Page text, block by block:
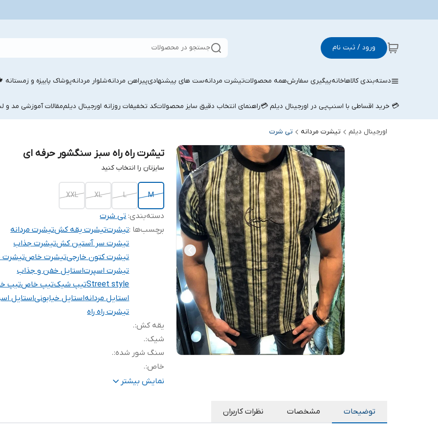
ورود / ثبت نام جستجو در محصولات
دسته‌بندی کالاهاخانهپیگیری سفارشهمه محصولاتتیشرت مردانهست های پیشنهادیپیراهن مردانهشلوار مردانهپوشاک پاییزه و زمستانه
💳 خرید اقساطی با اسنپ‌پی در اورجینال دیلم 💳راهنمای انتخاب دقیق سایز محصولاتکد تخفیفات روزانه اورجینال دیلممقالات آموزشی مد و
اورجینال دیلم تیشرت مردانه تی شرت
تیشرت راه راه سبز سنگشور حرفه ای
سایزتان را انتخاب کنید
M
L
XL
XXL
دسته‌بندی:تی شرت
برچسب‌ها :تیشرتتیشرت یقه کشتیشرت مردانه
تیشرت سر آستین کشتیشرت جذاب
تیشرت کتون خارجیتیشرت خاصتیشرت
تیشرت اسپرتاستایل خفن و جذاب
Street styleتیپ شیکتیپ خاصتیپ
استایل مردانهاستایل خیابونیاستایل
تیشرت راه راه
یقه کش:
.
شیک:
.
سنگ شور شده:
.
خاص:
.
جنس کتون خارجی
آستین کش:
.
نمایش بیشتر
توضیحات مشخصات نظرات کاربران